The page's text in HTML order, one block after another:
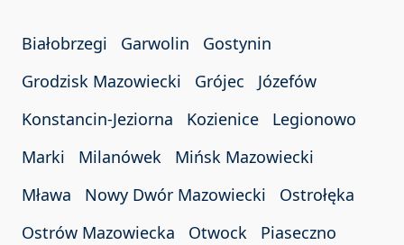
Białobrzegi Garwolin
Gostynin
Grodzisk Mazowiecki
Grójec
Józefów
Konstancin-Jeziorna
Kozienice
Legionowo
Marki
Milanówek
Mińsk Mazowiecki
Mława
Nowy Dwór Mazowiecki
Ostrołęka
Ostrów Mazowiecka
Otwock
Piaseczno